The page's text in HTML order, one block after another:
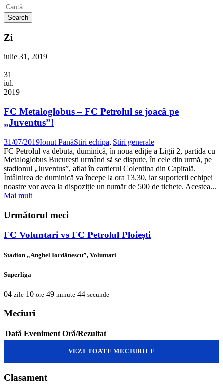
Zi
iulie 31, 2019
31
iul.
2019
FC Metaloglobus – FC Petrolul se joacă pe
„Juventus”!
31/07/2019Ionut PanăStiri echipa, Stiri generale
FC Petrolul va debuta, duminică, în noua ediție a Ligii 2, partida cu
Metaloglobus București urmând să se dispute, în cele din urmă, pe
stadionul „Juventus”, aflat în cartierul Colentina din Capitală.
Întâlnirea de duminică va începe la ora 13.30, iar suporterii echipei
noastre vor avea la dispoziție un număr de 500 de tichete. Acestea...
Mai mult
Următorul meci
FC Voluntari vs FC Petrolul Ploiești
Stadion „Anghel Iordănescu”, Voluntari
Superliga
04 zile 10 ore 49 minute 44 secunde
Meciuri
Dată Eveniment Oră/Rezultat
VEZI TOATE MECIURILE
Clasament